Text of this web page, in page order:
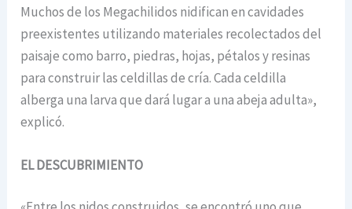
Muchos de los Megachilidos nidifican en cavidades
preexistentes utilizando materiales recolectados del
paisaje como barro, piedras, hojas, pétalos y resinas
para construir las celdillas de cría. Cada celdilla
alberga una larva que dará lugar a una abeja adulta»,
explicó.
EL DESCUBRIMIENTO